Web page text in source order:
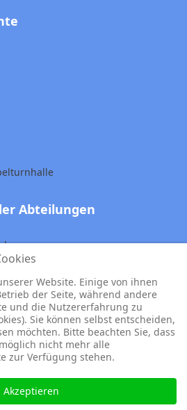
Abteilungen
Mitterfels. Alle Rechte vorbehalten.
derGNU/GPL-Lizenzveröffentlichte
Website. Einige von ihnen
der Seite, während andere
und die Nutzererfahrung zu
Sie können selbst entscheiden,
möchten. Bitte beachten Sie, dass
nicht mehr alle
zur Verfügung stehen.
Akzeptieren